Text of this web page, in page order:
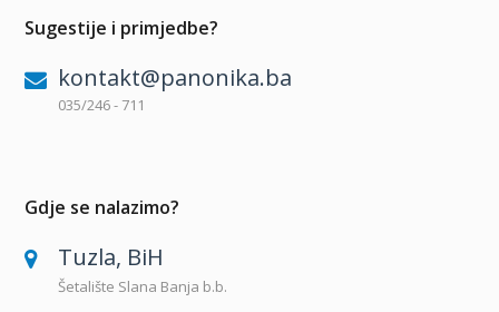
Sugestije i primjedbe?
kontakt@panonika.ba
035/246 - 711
Gdje se nalazimo?
Tuzla, BiH
Šetalište Slana Banja b.b.